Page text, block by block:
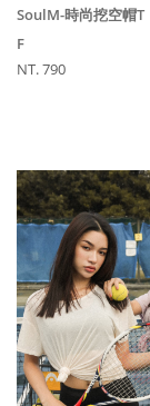
SoulM-時尚挖空帽T
F
NT. 790